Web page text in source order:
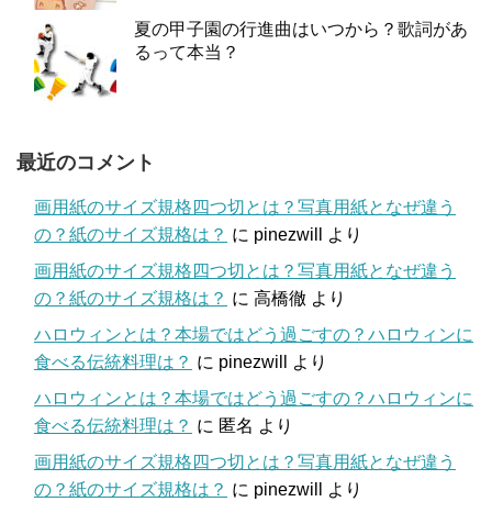
夏の甲子園の行進曲はいつから？歌詞があ
るって本当？
最近のコメント
画用紙のサイズ規格四つ切とは？写真用紙となぜ違う
の？紙のサイズ規格は？ に pinezwill
より
画用紙のサイズ規格四つ切とは？写真用紙となぜ違う
の？紙のサイズ規格は？ に 高橋徹 より
ハロウィンとは？本場ではどう過ごすの？ハロウィンに
食べる伝統料理は？ に pinezwill
より
ハロウィンとは？本場ではどう過ごすの？ハロウィンに
食べる伝統料理は？ に 匿名 より
画用紙のサイズ規格四つ切とは？写真用紙となぜ違う
の？紙のサイズ規格は？ に pinezwill より